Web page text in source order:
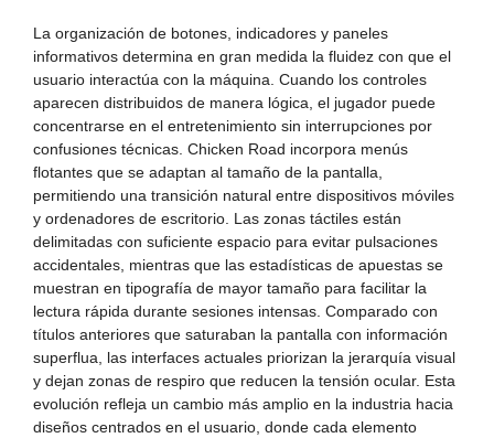
La organización de botones, indicadores y paneles
informativos determina en gran medida la fluidez con que el
usuario interactúa con la máquina. Cuando los controles
aparecen distribuidos de manera lógica, el jugador puede
concentrarse en el entretenimiento sin interrupciones por
confusiones técnicas. Chicken Road incorpora menús
flotantes que se adaptan al tamaño de la pantalla,
permitiendo una transición natural entre dispositivos móviles
y ordenadores de escritorio. Las zonas táctiles están
delimitadas con suficiente espacio para evitar pulsaciones
accidentales, mientras que las estadísticas de apuestas se
muestran en tipografía de mayor tamaño para facilitar la
lectura rápida durante sesiones intensas. Comparado con
títulos anteriores que saturaban la pantalla con información
superflua, las interfaces actuales priorizan la jerarquía visual
y dejan zonas de respiro que reducen la tensión ocular. Esta
evolución refleja un cambio más amplio en la industria hacia
diseños centrados en el usuario, donde cada elemento